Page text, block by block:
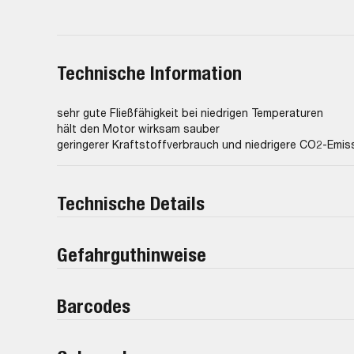
Technische Information
sehr gute Fließfähigkeit bei niedrigen Temperaturen
hält den Motor wirksam sauber
geringerer Kraftstoffverbrauch und niedrigere CO2-
Technische Details
Gefahrguthinweise
Barcodes